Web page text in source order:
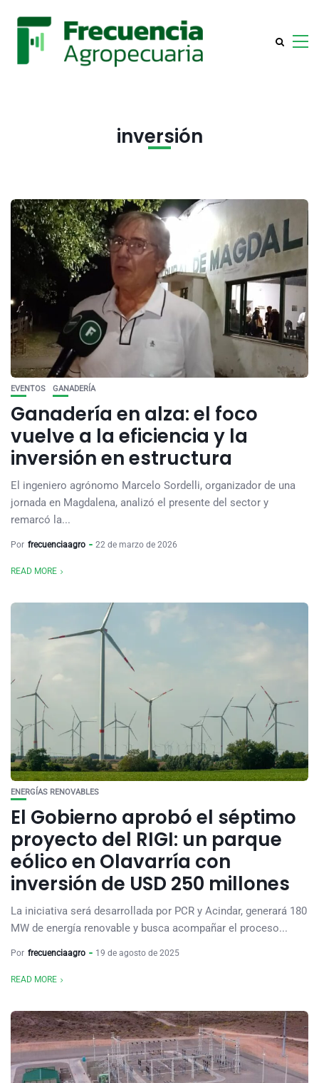
inversión
EVENTOS GANADERÍA
Ganadería en alza: el foco
vuelve a la eficiencia y la
inversión en estructura
El ingeniero agrónomo Marcelo Sordelli, organizador de una
jornada en Magdalena, analizó el presente del sector y
remarcó la...
Por frecuenciaagro 22 de marzo de 2026
READ MORE
ENERGÍAS RENOVABLES
El Gobierno aprobó el séptimo
proyecto del RIGI: un parque
eólico en Olavarría con
inversión de USD 250 millones
La iniciativa será desarrollada por PCR y Acindar, generará 180
MW de energía renovable y busca acompañar el proceso...
Por frecuenciaagro 19 de agosto de 2025
READ MORE